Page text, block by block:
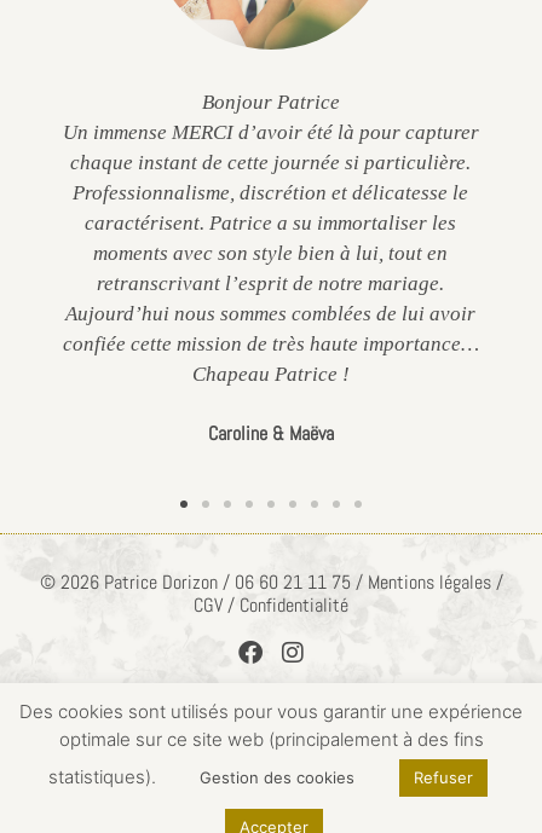
Bonjour Patrice
Un immense MERCI d’avoir été là pour capturer
chaque instant de cette journée si particulière.
Professionnalisme, discrétion et délicatesse le
caractérisent. Patrice a su immortaliser les
moments avec son style bien à lui, tout en
retranscrivant l’esprit de notre mariage.
Aujourd’hui nous sommes comblées de lui avoir
confiée cette mission de très haute importance…
Chapeau Patrice !
Caroline & Maëva
© 2026 Patrice Dorizon / 06 60 21 11 75 / Mentions légales /
CGV / Confidentialité
ACCÈS PRIVÉ
Des cookies sont utilisés pour vous garantir une expérience
optimale sur ce site web (principalement à des fins
statistiques).
Gestion des cookies Refuser
Accepter